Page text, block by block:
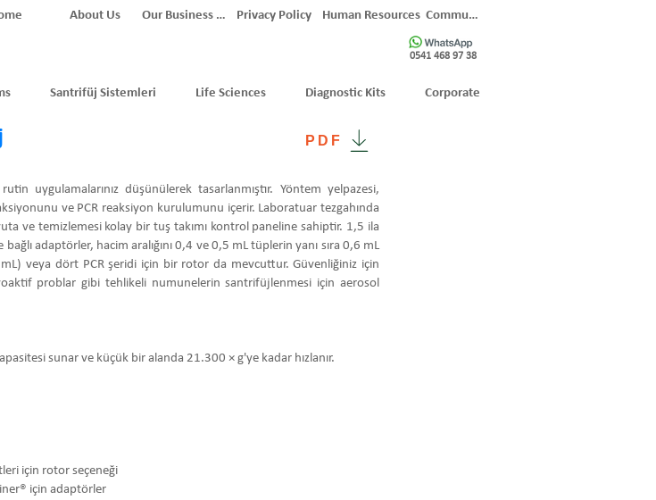
Santrifüj Sistemleri Life Sciences Diagnostic Kits Corporate
About Us Our Business Partners Privacy Policy Human Resources Communication
0541 468 97 38
PDF
uygulamalarınız düşünülerek tasarlanmıştır. Yöntem yelpazesi,
ve PCR reaksiyon kurulumunu içerir. Laboratuar tezgahında
ve temizlemesi kolay bir tuş takımı kontrol paneline sahiptir. 1,5 ila
adaptörler, hacim aralığını 0,4 ve 0,5 mL tüplerin yanı sıra 0,6 mL
veya dört PCR şeridi için bir rotor da mevcuttur. Güvenliğiniz için
problar gibi tehlikeli numunelerin santrifüjlenmesi için aerosol
sunar ve küçük bir alanda 21.300 × g'ye kadar hızlanır.
için rotor seçeneği
için adaptörler